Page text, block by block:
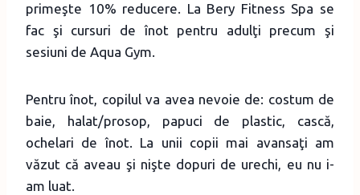
primeşte 10% reducere. La Bery Fitness Spa se
fac şi cursuri de înot pentru adulţi precum şi
sesiuni de Aqua Gym.
Pentru înot, copilul va avea nevoie de: costum de
baie, halat/prosop, papuci de plastic, cască,
ochelari de înot. La unii copii mai avansaţi am
văzut că aveau şi nişte dopuri de urechi, eu nu i-
am luat.